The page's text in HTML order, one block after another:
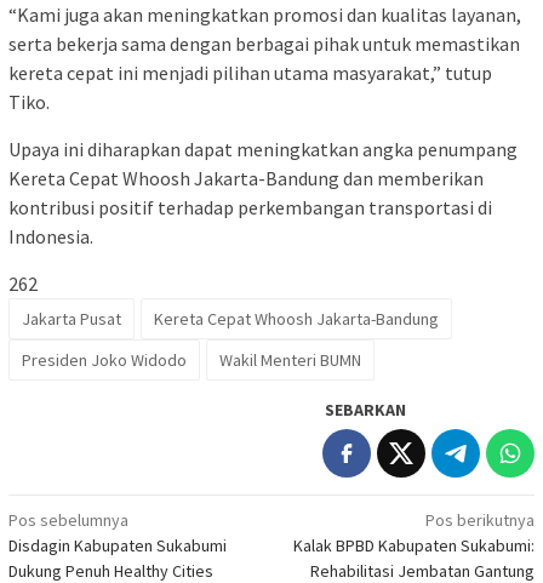
“Kami juga akan meningkatkan promosi dan kualitas layanan,
serta bekerja sama dengan berbagai pihak untuk memastikan
kereta cepat ini menjadi pilihan utama masyarakat,” tutup
Tiko.
Upaya ini diharapkan dapat meningkatkan angka penumpang
Kereta Cepat Whoosh Jakarta-Bandung dan memberikan
kontribusi positif terhadap perkembangan transportasi di
Indonesia.
262
Jakarta Pusat
Kereta Cepat Whoosh Jakarta-Bandung
Presiden Joko Widodo
Wakil Menteri BUMN
SEBARKAN
Navigasi
pos
Pos sebelumnya
Disdagin Kabupaten Sukabumi
Dukung Penuh Healthy Cities
Pos berikutnya
Kalak BPBD Kabupaten Sukabumi:
Rehabilitasi Jembatan Gantung